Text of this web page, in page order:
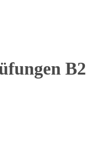
B2